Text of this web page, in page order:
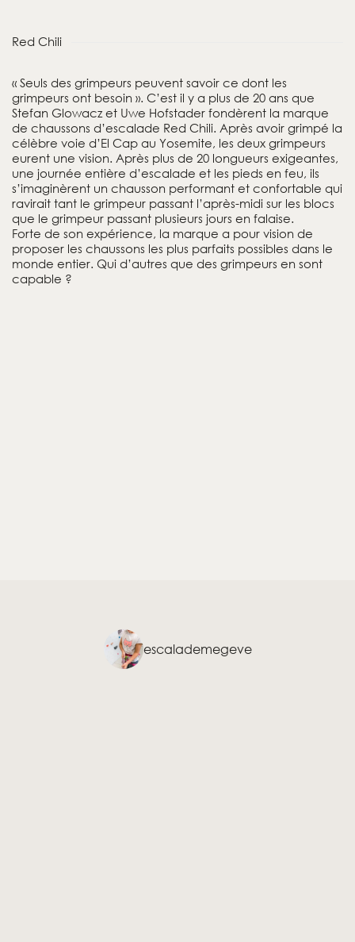
Red Chili
« Seuls des grimpeurs peuvent savoir ce dont les
grimpeurs ont besoin ». C’est il y a plus de 20 ans que
Stefan Glowacz et Uwe Hofstader fondèrent la marque
de chaussons d’escalade Red Chili. Après avoir grimpé la
célèbre voie d’El Cap au Yosemite, les deux grimpeurs
eurent une vision. Après plus de 20 longueurs exigeantes,
une journée entière d’escalade et les pieds en feu, ils
s’imaginèrent un chausson performant et confortable qui
ravirait tant le grimpeur passant l’après-midi sur les blocs
que le grimpeur passant plusieurs jours en falaise.
Forte de son expérience, la marque a pour vision de
proposer les chaussons les plus parfaits possibles dans le
monde entier. Qui d’autres que des grimpeurs en sont
capable ?
escalademegeve